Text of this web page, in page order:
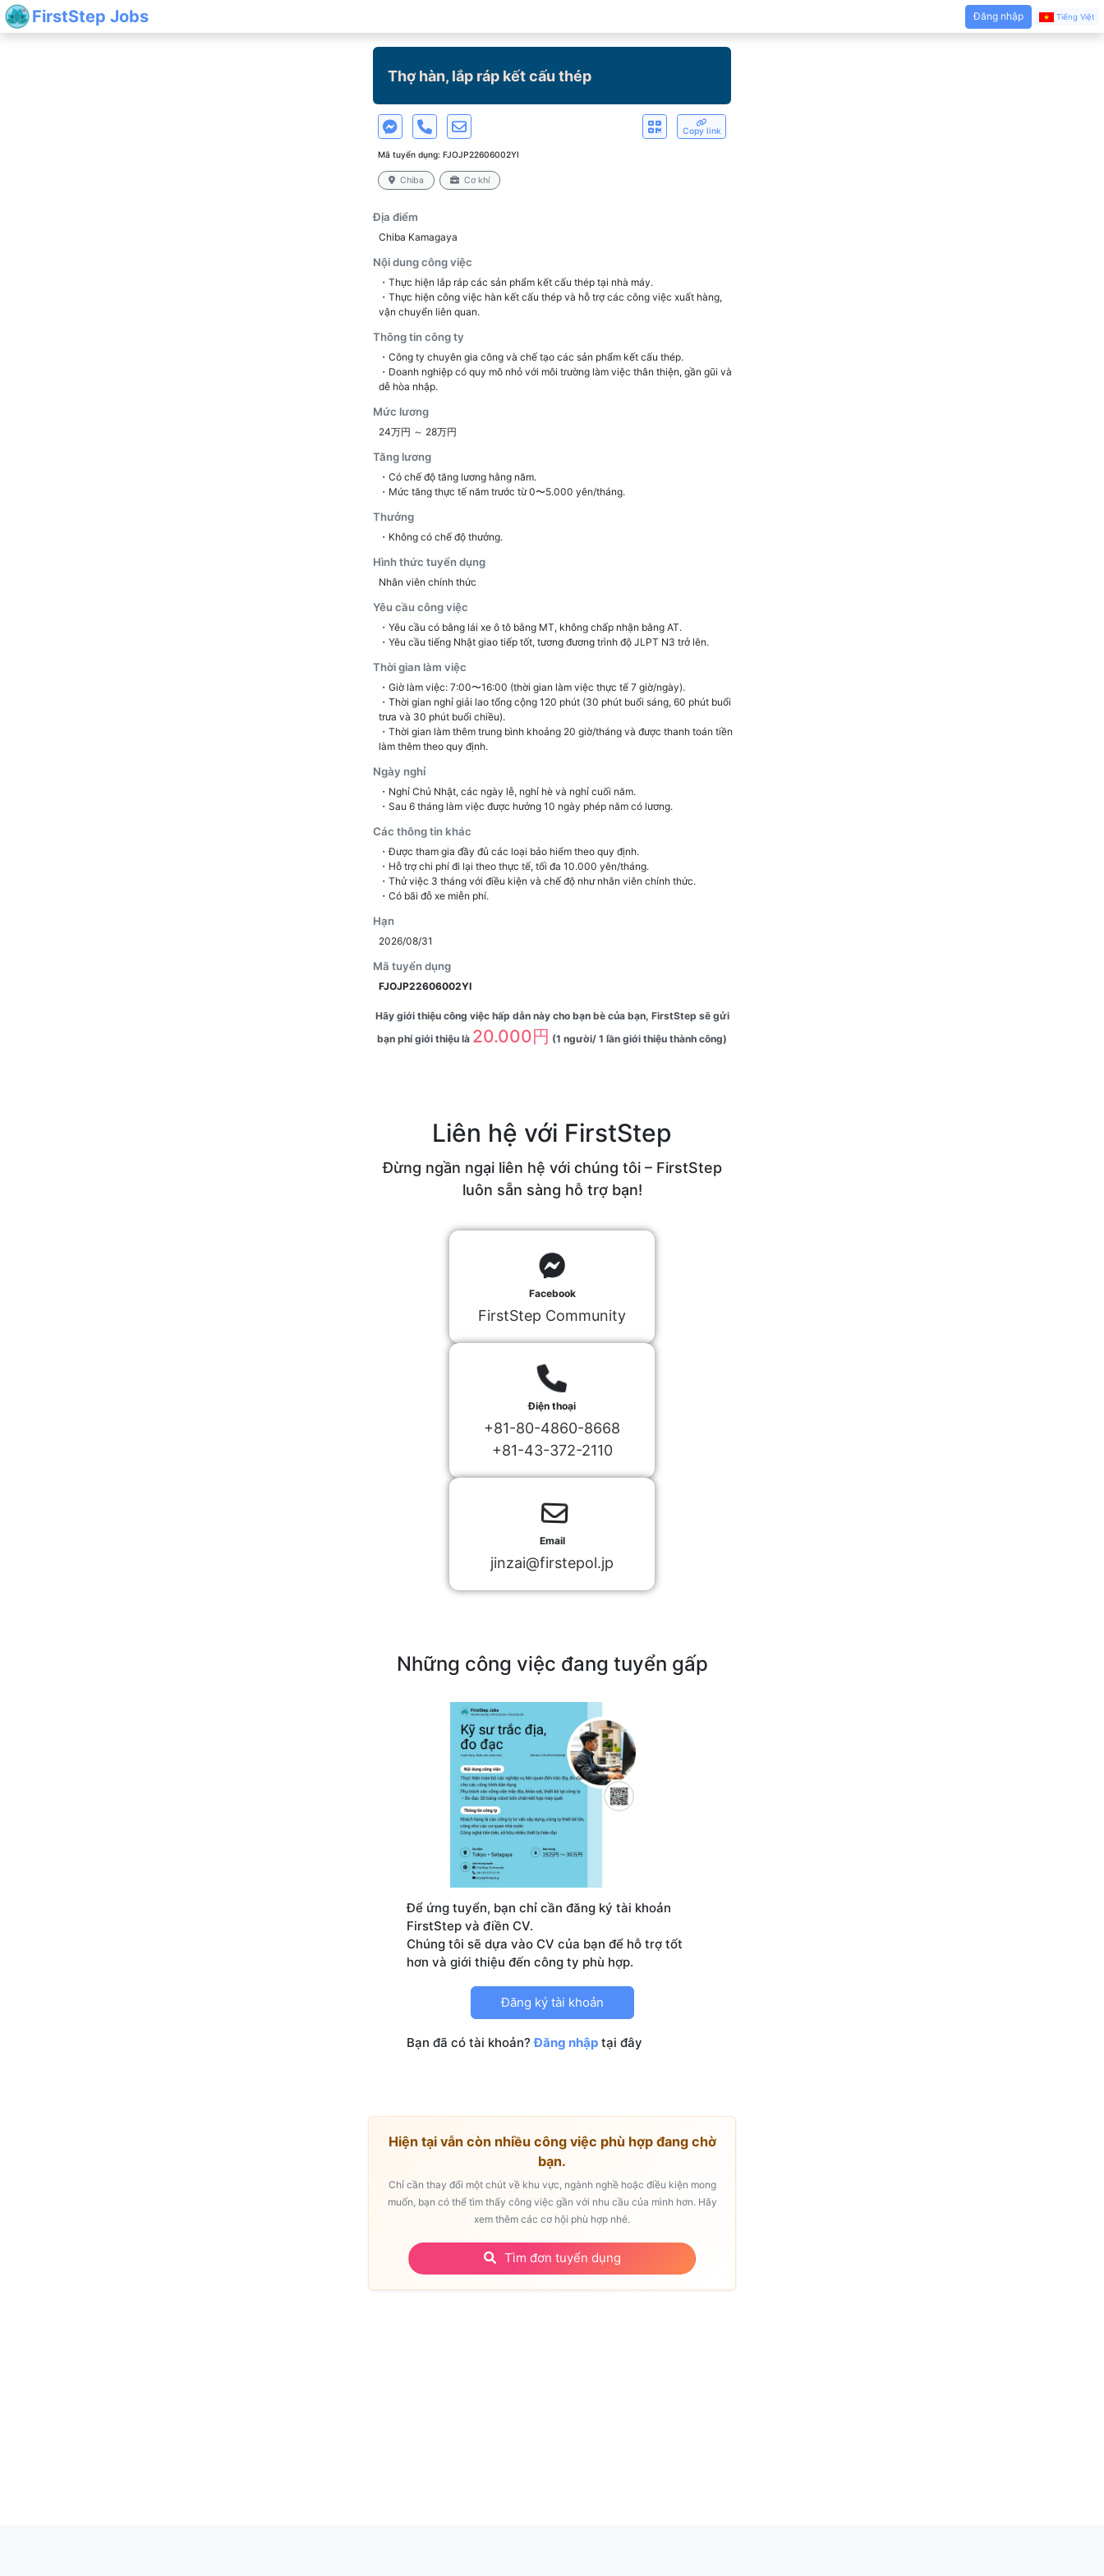
FirstStep Jobs Đăng nhập Tiếng Việt
Thợ hàn, lắp ráp kết cấu thép
Copy link
Mã tuyển dụng: FJOJP22606002YI
Chiba Cơ khí
Địa điểm
Chiba Kamagaya
Nội dung công việc
・Thực hiện lắp ráp các sản phẩm kết cấu thép tại nhà máy.
・Thực hiện công việc hàn kết cấu thép và hỗ trợ các công việc xuất hàng,
vận chuyển liên quan.
Thông tin công ty
・Công ty chuyên gia công và chế tạo các sản phẩm kết cấu thép.
・Doanh nghiệp có quy mô nhỏ với môi trường làm việc thân thiện, gần gũi và
dễ hòa nhập.
Mức lương
24万円 ～ 28万円
Tăng lương
・Có chế độ tăng lương hằng năm.
・Mức tăng thực tế năm trước từ 0〜5.000 yên/tháng.
Thưởng
・Không có chế độ thưởng.
Hình thức tuyển dụng
Nhân viên chính thức
Yêu cầu công việc
・Yêu cầu có bằng lái xe ô tô bằng MT, không chấp nhận bằng AT.
・Yêu cầu tiếng Nhật giao tiếp tốt, tương đương trình độ JLPT N3 trở lên.
Thời gian làm việc
・Giờ làm việc: 7:00〜16:00 (thời gian làm việc thực tế 7 giờ/ngày).
・Thời gian nghỉ giải lao tổng cộng 120 phút (30 phút buổi sáng, 60 phút buổi
trưa và 30 phút buổi chiều).
・Thời gian làm thêm trung bình khoảng 20 giờ/tháng và được thanh toán tiền
làm thêm theo quy định.
Ngày nghỉ
・Nghỉ Chủ Nhật, các ngày lễ, nghỉ hè và nghỉ cuối năm.
・Sau 6 tháng làm việc được hưởng 10 ngày phép năm có lương.
Các thông tin khác
・Được tham gia đầy đủ các loại bảo hiểm theo quy định.
・Hỗ trợ chi phí đi lại theo thực tế, tối đa 10.000 yên/tháng.
・Thử việc 3 tháng với điều kiện và chế độ như nhân viên chính thức.
・Có bãi đỗ xe miễn phí.
Hạn
2026/08/31
Mã tuyển dụng
FJOJP22606002YI
Hãy giới thiệu công việc hấp dẫn này cho bạn bè của bạn, FirstStep sẽ gửi
bạn phí giới thiệu là 20.000円 (1 người/ 1 lần giới thiệu thành công)
Liên hệ với FirstStep
Đừng ngần ngại liên hệ với chúng tôi – FirstStep
luôn sẵn sàng hỗ trợ bạn!
Facebook
FirstStep Community
Điện thoại
+81-80-4860-8668
+81-43-372-2110
Email
jinzai@firstepol.jp
Những công việc đang tuyển gấp
Để ứng tuyển, bạn chỉ cần đăng ký tài khoản
FirstStep và điền CV.
Chúng tôi sẽ dựa vào CV của bạn để hỗ trợ tốt
Đăng ký tài khoản
Bạn đã có tài khoản?Đăng nhập tại đây
Hiện tại vẫn còn nhiều công việc phù hợp đang chờ
bạn.
Chỉ cần thay đổi một chút về khu vực, ngành nghề hoặc điều kiện mong
muốn, bạn có thể tìm thấy công việc gần với nhu cầu của mình hơn. Hãy
xem thêm các cơ hội phù hợp nhé.
Tìm đơn tuyển dụng